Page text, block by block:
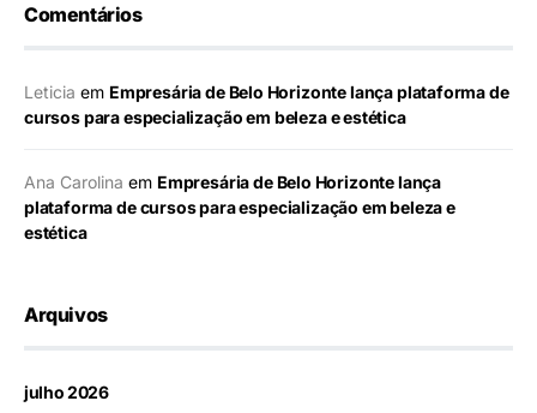
Comentários
Leticia em Empresária de Belo Horizonte lança plataforma de
cursos para especialização em beleza e estética
Ana Carolina em Empresária de Belo Horizonte lança
plataforma de cursos para especialização em beleza e
estética
Arquivos
julho 2026